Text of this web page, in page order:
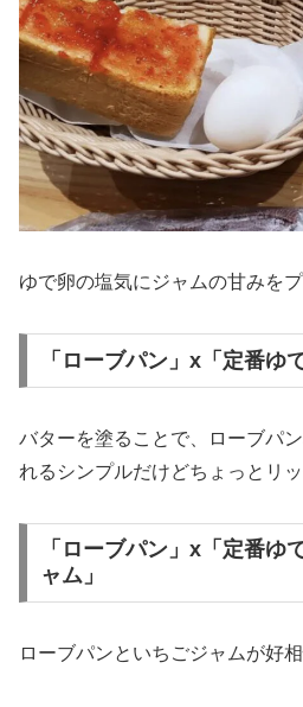
ゆで卵の塩気にジャムの甘みを
「ローブパン」x「定番ゆ
バターを塗ることで、ローブパ
れるシンプルだけどちょっとリッ
「ローブパン」x「定番ゆ
ャム」
ローブパンといちごジャムが好相